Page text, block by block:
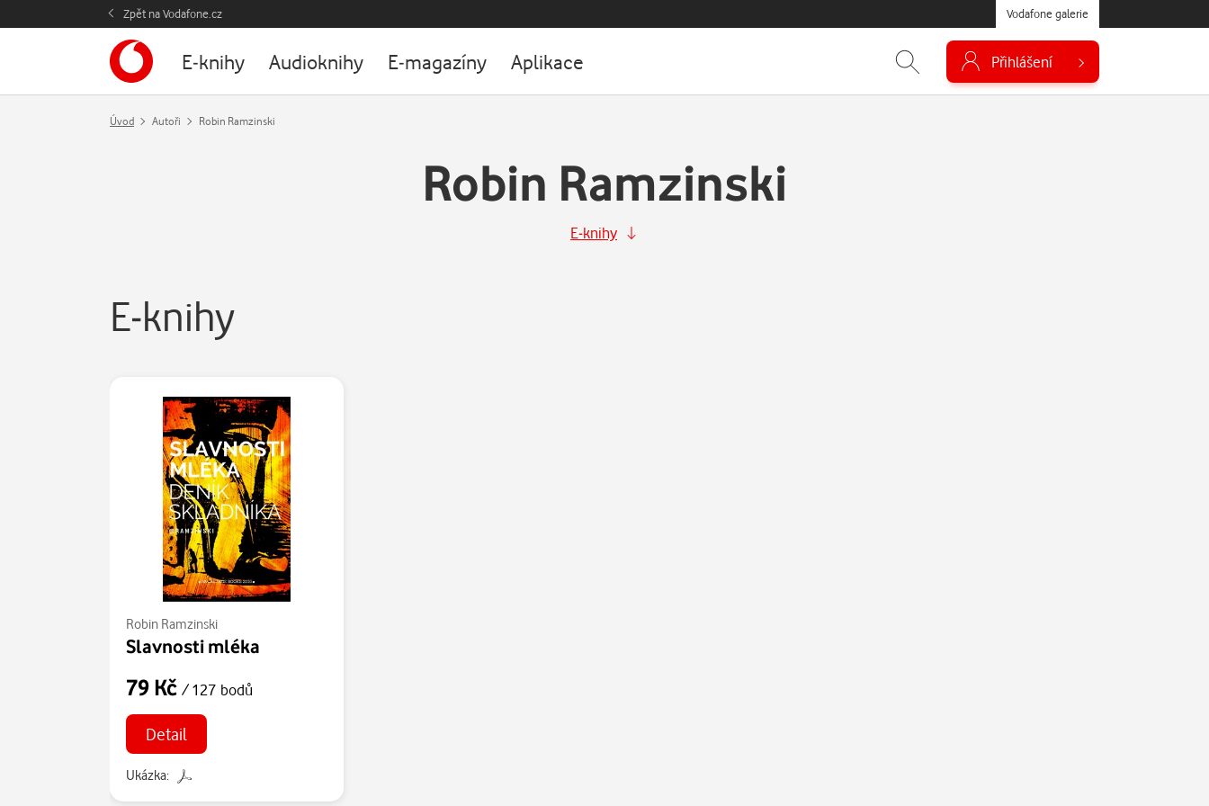
Zpět na Vodafone.cz Vodafone galerie
E-knihy Audioknihy E-magazíny Aplikace Přihlášení
Úvod Autoři Robin Ramzinski
Robin Ramzinski
E-knihy
E-knihy
Robin Ramzinski
Slavnosti mléka
79 Kč / 127 bodů
Detail
Ukázka: